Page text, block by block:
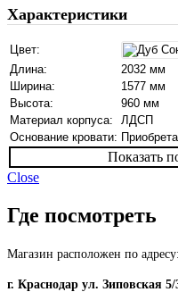
Характеристики
Цвет:
Длина:
2032 мм
Ширина:
1577 мм
Высота:
960 мм
Материал корпуса:
ЛДСП
Основание кровати:
Показать
Close
Где посмотреть
Магазин расположен по адресу:
г. Краснодар ул. Зиповская 5/